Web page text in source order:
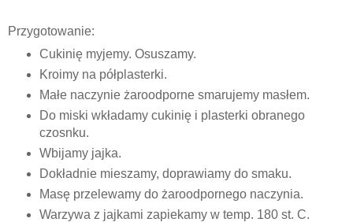
Przygotowanie:
Cukinię myjemy. Osuszamy.
Kroimy na półplasterki.
Małe naczynie żaroodporne smarujemy masłem.
Do miski wkładamy cukinię i plasterki obranego
czosnku.
Wbijamy jajka.
Dokładnie mieszamy, doprawiamy do smaku.
Masę przelewamy do żaroodpornego naczynia.
Warzywa z jajkami zapiekamy w temp. 180 st. C.